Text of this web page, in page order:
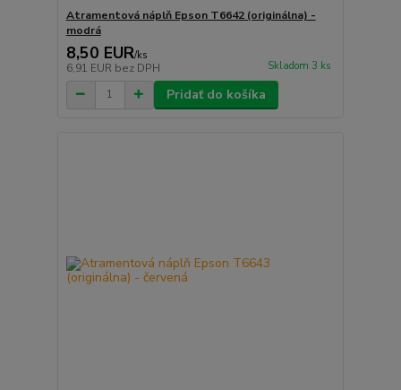
Atramentová náplň Epson T6642 (originálna) -
modrá
8,50 EUR/ks
6,91 EUR bez DPH Skladom 3 ks
Pridať do košíka